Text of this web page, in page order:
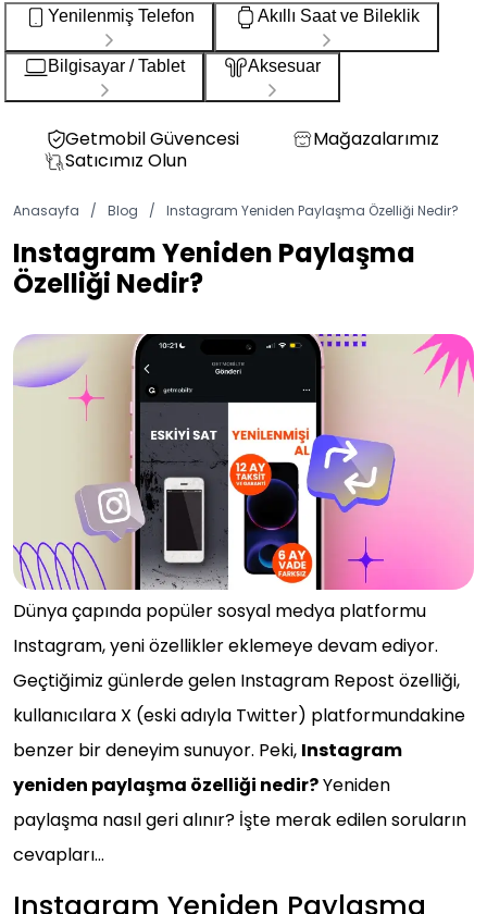
Yenilenmiş Telefon Akıllı Saat ve Bileklik
Bilgisayar / Tablet Aksesuar
Getmobil Güvencesi
Mağazalarımız
Satıcımız Olun
Anasayfa / Blog / Instagram Yeniden Paylaşma Özelliği Nedir?
Instagram Yeniden Paylaşma
Özelliği Nedir?
Dünya çapında popüler sosyal medya platformu
Instagram, yeni özellikler eklemeye devam ediyor.
Geçtiğimiz günlerde gelen Instagram Repost özelliği,
kullanıcılara X (eski adıyla Twitter) platformundakine
benzer bir deneyim sunuyor. Peki, Instagram
yeniden paylaşma özelliği nedir?Yeniden
paylaşma nasıl geri alınır? İşte merak edilen soruların
cevapları…
Instagram Yeniden Paylaşma